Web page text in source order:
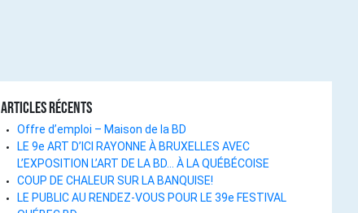
Articles récents
Offre d’emploi – Maison de la BD
LE 9e ART D’ICI RAYONNE À BRUXELLES AVEC
L’EXPOSITION L’ART DE LA BD… À LA QUÉBÉCOISE
COUP DE CHALEUR SUR LA BANQUISE!
LE PUBLIC AU RENDEZ-VOUS POUR LE 39e FESTIVAL